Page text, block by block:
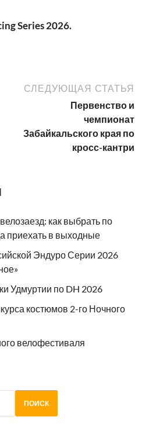
Series 2026.
СЛЕДУЮЩАЯ СТАТЬЯ
Первенство и
чемпионат
Забайкальского края по
кросс-кантри
как выбрать по
приехать в выходные
Эндуро Серии 2026
Удмуртии по DH 2026
костюмов 2-го Ночного
велофестиваля
ПОИСК